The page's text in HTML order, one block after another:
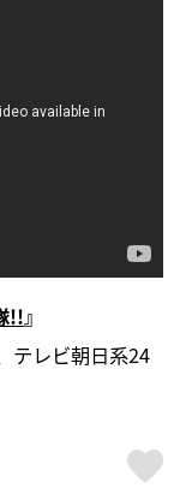
!!』
テレビ朝日系24